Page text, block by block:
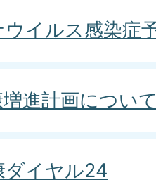
イルス感染症
進計画につい
ダイヤル24